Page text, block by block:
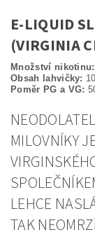
E-LIQUID
(VIRGINIA
Množství nikotinu:
Obsah lahvičky:
Poměr PG a VG:
MILOVNÍKY
LEHCE
TAK